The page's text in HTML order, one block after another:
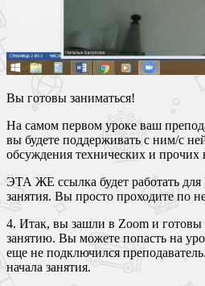
Вы готовы заниматься!
На самом первом уроке ваш
вы будете поддерживать с ним/с
обсуждения технических и прочих
ЭТА ЖЕ ссылка будет работать
занятия. Вы просто проходите по
4. Итак, вы зашли в Zoom и готовы
занятию. Вы можете попасть на
еще не подключился
начала занятия.